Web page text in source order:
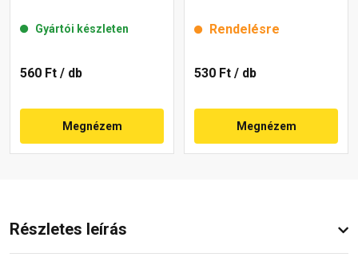
Gyártói készleten
560 Ft / db
Megnézem
Rendelésre
530 Ft / db
Megnézem
Részletes leírás